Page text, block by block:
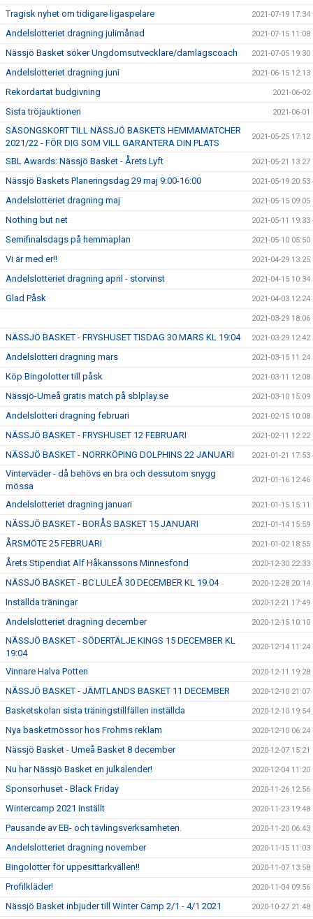
Tragisk nyhet om tidigare ligaspelare 2021-07-19 17:34
Andelslotteriet dragning julimånad 2021-07-15 11:08
Nässjö Basket söker Ungdomsutvecklare/damlagscoach 2021-07-05 19:30
Andelslotteriet dragning juni 2021-06-15 12:13
Rekordartat budgivning 2021-06-02
Sista tröjauktionen 2021-06-01
SÄSONGSKORT TILL NÄSSJÖ BASKETS HEMMAMATCHER
2021/22 - FÖR DIG SOM VILL GARANTERA DIN PLATS
2021-05-25 17:12
SBL Awards: Nässjö Basket - Årets Lyft 2021-05-21 13:27
Nässjö Baskets Planeringsdag 29 maj 9:00-16:00 2021-05-19 20:53
Andelslotteriet dragning maj 2021-05-15 09:05
Nothing but net 2021-05-11 19:33
Semifinalsdags på hemmaplan 2021-05-10 05:50
Vi är med er!! 2021-04-29 13:25
Andelslotteriet dragning april - storvinst 2021-04-15 10:34
Glad Påsk 2021-04-03 12:24
2021-03-29 18:06
NÄSSJÖ BASKET - FRYSHUSET TISDAG 30 MARS KL 19:04 2021-03-29 12:42
Andelslotteri dragning mars 2021-03-15 11:24
Köp Bingolotter till påsk 2021-03-11 12:08
Nässjö-Umeå gratis match på sblplay.se 2021-03-10 15:09
Andelslotteri dragning februari 2021-02-15 10:08
NÄSSJÖ BASKET - FRYSHUSET 12 FEBRUARI 2021-02-11 12:22
NÄSSJÖ BASKET - NORRKÖPING DOLPHINS 22 JANUARI 2021-01-21 17:53
Vinterväder - då behövs en bra och dessutom snygg
mössa
2021-01-16 12:46
Andelslotteriet dragning januari 2021-01-15 15:11
NÄSSJÖ BASKET - BORÅS BASKET 15 JANUARI 2021-01-14 15:59
ÅRSMÖTE 25 FEBRUARI 2021-01-02 18:55
Årets Stipendiat Alf Håkanssons Minnesfond 2020-12-30 22:33
NÄSSJÖ BASKET - BC LULEÅ 30 DECEMBER KL 19.04 2020-12-28 20:14
Inställda träningar 2020-12-21 17:49
Andelslotteriet dragning december 2020-12-15 10:10
NÄSSJÖ BASKET - SÖDERTÄLJE KINGS 15 DECEMBER KL
19:04
2020-12-14 11:24
Vinnare Halva Potten 2020-12-11 19:28
NÄSSJÖ BASKET - JÄMTLANDS BASKET 11 DECEMBER 2020-12-10 21:07
Basketskolan sista träningstillfällen inställda 2020-12-10 19:54
Nya basketmössor hos Frohms reklam 2020-12-10 06:24
Nässjö Basket - Umeå Basket 8 december 2020-12-07 15:21
Nu har Nässjö Basket en julkalender! 2020-12-04 11:20
Sponsorhuset - Black Friday 2020-11-26 12:56
Wintercamp 2021 inställt 2020-11-23 19:48
Pausande av EB- och tävlingsverksamheten. 2020-11-20 06:43
Andelslotteriet dragning november 2020-11-15 11:03
Bingolotter för uppesittarkvällen!! 2020-11-07 13:58
Profilkläder! 2020-11-04 09:56
Nässjö Basket inbjuder till Winter Camp 2/1 - 4/1 2021 2020-10-27 21:48